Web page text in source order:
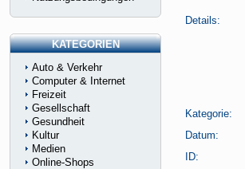
Details:
Kategorie:
Datum:
ID:
KATEGORIEN
Auto & Verkehr
Computer & Internet
Freizeit
Gesellschaft
Gesundheit
Kultur
Medien
Online-Shops